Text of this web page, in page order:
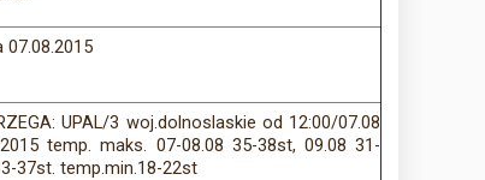
07.08.2015
UPAL/3 woj.dolnoslaskie od 12:00/07.08
temp. maks. 07-08.08 35-38st, 09.08 31-
37st. temp.min.18-22st